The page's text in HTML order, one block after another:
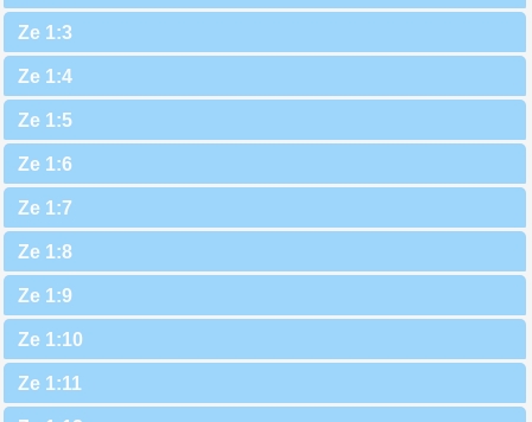
Ze 1:3
Ze 1:4
Ze 1:5
Ze 1:6
Ze 1:7
Ze 1:8
Ze 1:9
Ze 1:10
Ze 1:11